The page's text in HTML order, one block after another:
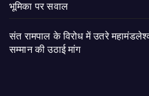
भूमिका पर सवाल
संत रामपाल के विरोध में उतरे
सम्मान की उठाई मांग